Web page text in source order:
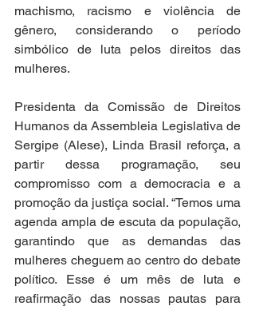
machismo, racismo e violência de
gênero, considerando o período
simbólico de luta pelos direitos das
mulheres.
Presidenta da Comissão de Direitos
Humanos da Assembleia Legislativa de
Sergipe (Alese), Linda Brasil reforça, a
partir dessa programação, seu
compromisso com a democracia e a
promoção da justiça social. “Temos uma
agenda ampla de escuta da população,
garantindo que as demandas das
mulheres cheguem ao centro do debate
político. Esse é um mês de luta e
reafirmação das nossas pautas para